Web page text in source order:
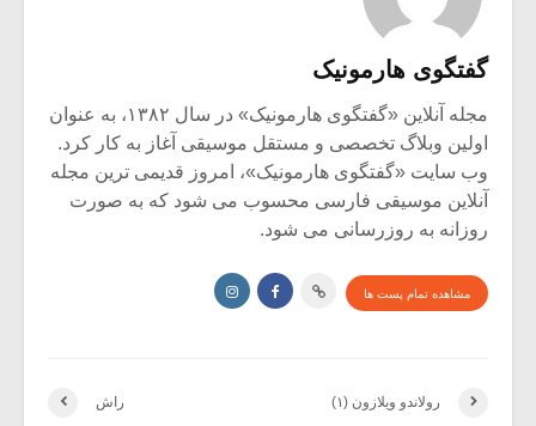
گفتگوی هارمونیک
مجله آنلاین «گفتگوی هارمونیک» در سال ۱۳۸۲، به عنوان
اولین وبلاگ تخصصی و مستقل موسیقی آغاز به کار کرد.
وب سایت «گفتگوی هارمونیک»، امروز قدیمی ترین مجله
آنلاین موسیقی فارسی محسوب می شود که به صورت
روزانه به روزرسانی می شود.
مشاهده تمام پست ها
راش رولاندو ویلازون (۱)